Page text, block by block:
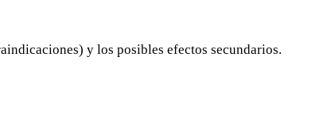
y los posibles efectos secundarios.